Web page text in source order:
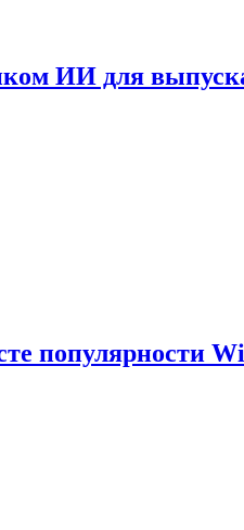
ИИ для
популярности